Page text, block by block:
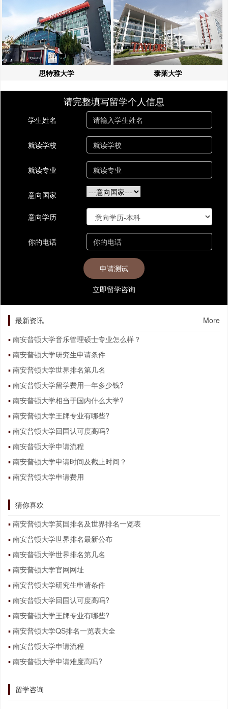
思特雅大学 泰莱大学
请完整填写留学个人信息
学生姓名
就读学校
就读专业
意向国家
意向学历
你的电话
立即留学咨询
最新资讯
More
南安普顿大学音乐管理硕士专业怎么样？
南安普顿大学研究生申请条件
南安普顿大学世界排名第几名
南安普顿大学留学费用一年多少钱?
南安普顿大学相当于国内什么大学?
南安普顿大学王牌专业有哪些?
南安普顿大学回国认可度高吗?
南安普顿大学申请流程
南安普顿大学申请时间及截止时间？
南安普顿大学申请费用
猜你喜欢
南安普顿大学英国排名及世界排名一览表
南安普顿大学世界排名最新公布
南安普顿大学世界排名第几名
南安普顿大学官网网址
南安普顿大学研究生申请条件
南安普顿大学回国认可度高吗?
南安普顿大学王牌专业有哪些?
南安普顿大学QS排名一览表大全
南安普顿大学申请流程
南安普顿大学申请难度高吗?
留学咨询